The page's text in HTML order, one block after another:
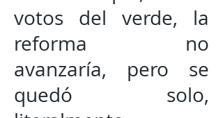
votos del verde, la
reforma no
avanzaría, pero se
quedó solo,